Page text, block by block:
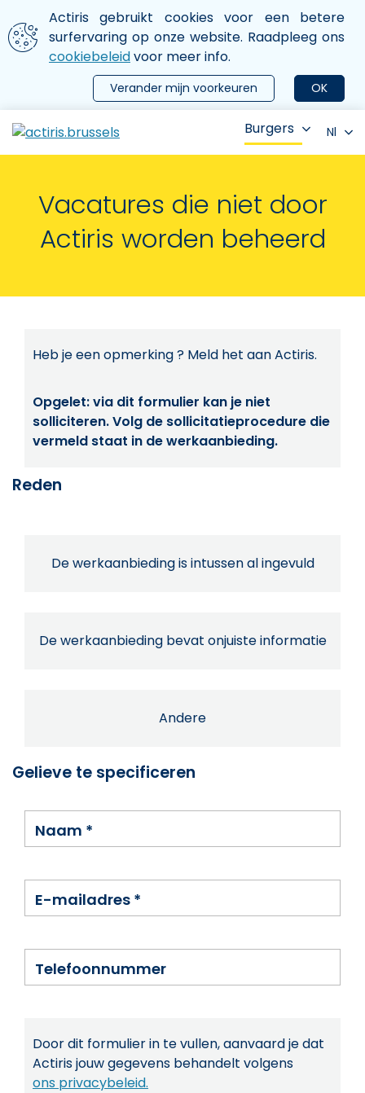
Aller au contenu principal
We gebruiken cookies
Actiris gebruikt cookies voor een betere
surfervaring op onze website. Raadpleeg ons
cookiebeleidvoor meer info.
OK
Verander mijn voorkeuren
le menu
Burgers Nl
Vacatures die niet door
Actiris worden beheerd
Heb je een opmerking ? Meld het aan Actiris.
Opgelet: via dit formulier kan je niet
solliciteren. Volg de sollicitatieprocedure die
vermeld staat in de werkaanbieding.
Reden
De werkaanbieding is intussen al ingevuld
De werkaanbieding bevat onjuiste informatie
Andere
Gelieve te specificeren
Naam *
E-mailadres *
Telefoonnummer
Door dit formulier in te vullen, aanvaard je dat
Actiris jouw gegevens behandelt volgens
ons privacybeleid.